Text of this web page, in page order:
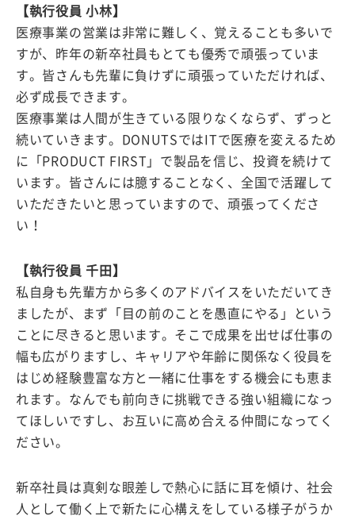
【執行役員 小林】
医療事業の営業は非常に難しく、覚えることも多いで
すが、昨年の新卒社員もとても優秀で頑張っていま
す。皆さんも先輩に負けずに頑張っていただければ、
必ず成長できます。
医療事業は人間が生きている限りなくならず、ずっと
続いていきます。DONUTSではITで医療を変えるため
に「PRODUCT FIRST」で製品を信じ、投資を続けて
います。皆さんには臆することなく、全国で活躍して
いただきたいと思っていますので、頑張ってくださ
い！
【執行役員 千田】
私自身も先輩方から多くのアドバイスをいただいてき
ましたが、まず「目の前のことを愚直にやる」という
ことに尽きると思います。そこで成果を出せば仕事の
幅も広がりますし、キャリアや年齢に関係なく役員を
はじめ経験豊富な方と一緒に仕事をする機会にも恵ま
れます。なんでも前向きに挑戦できる強い組織になっ
てほしいですし、お互いに高め合える仲間になってく
ださい。
新卒社員は真剣な眼差しで熱心に話に耳を傾け、社会
人として働く上で新たに心構えをしている様子がうか